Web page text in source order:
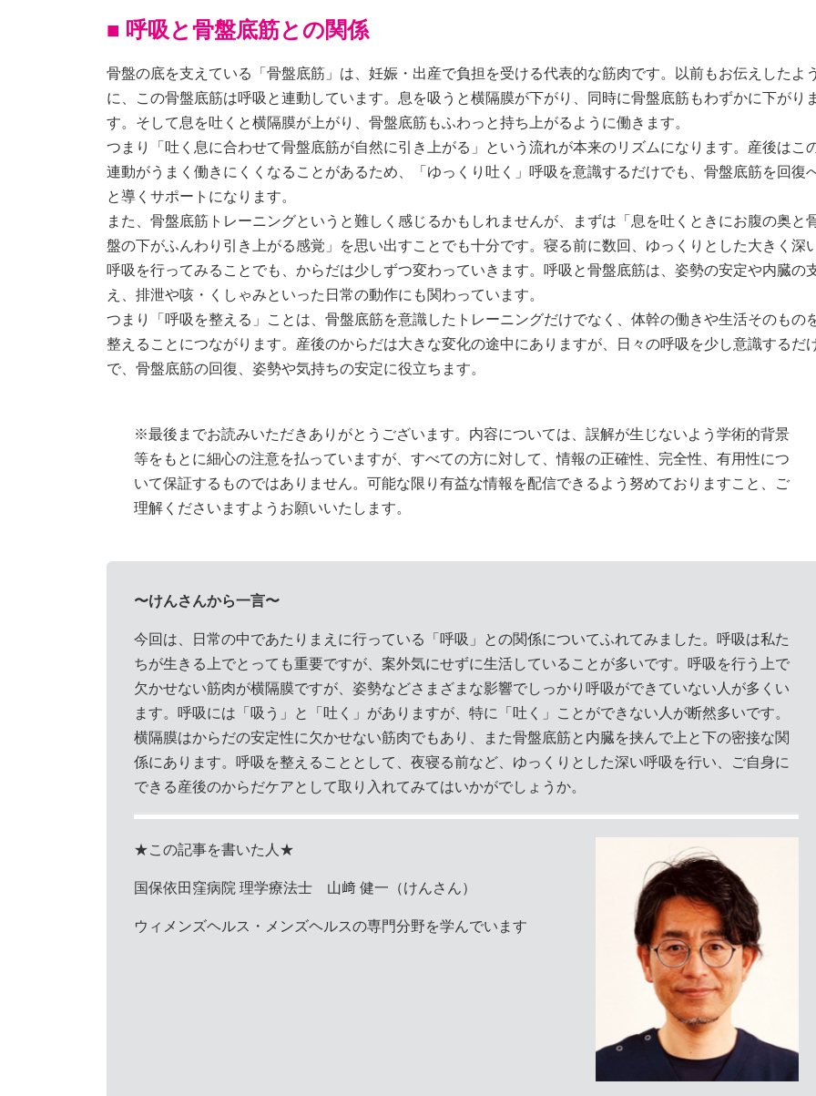
■ 呼吸と骨盤底筋との関係
骨盤の底を支えている「骨盤底筋」は、妊娠・出産で負担を受ける代表的な筋肉です。以前もお伝えしたよ
に、この骨盤底筋は呼吸と連動しています。息を吸うと横隔膜が下がり、同時に骨盤底筋もわずかに下がり
す。そして息を吐くと横隔膜が上がり、骨盤底筋もふわっと持ち上がるように働きます。
つまり「吐く息に合わせて骨盤底筋が自然に引き上がる」という流れが本来のリズムになります。産後はこ
連動がうまく働きにくくなることがあるため、「ゆっくり吐く」呼吸を意識するだけでも、骨盤底筋を回復
と導くサポートになります。
また、骨盤底筋トレーニングというと難しく感じるかもしれませんが、まずは「息を吐くときにお腹の奥と
盤の下がふんわり引き上がる感覚」を思い出すことでも十分です。寝る前に数回、ゆっくりとした大きく深
呼吸を行ってみることでも、からだは少しずつ変わっていきます。呼吸と骨盤底筋は、姿勢の安定や内臓の
え、排泄や咳・くしゃみといった日常の動作にも関わっています。
つまり「呼吸を整える」ことは、骨盤底筋を意識したトレーニングだけでなく、体幹の働きや生活そのもの
整えることにつながります。産後のからだは大きな変化の途中にありますが、日々の呼吸を少し意識するだ
で、骨盤底筋の回復、姿勢や気持ちの安定に役立ちます。
※最後までお読みいただきありがとうございます。内容については、誤解が生じないよう学術的背景
等をもとに細心の注意を払っていますが、すべての方に対して、情報の正確性、完全性、有用性につ
いて保証するものではありません。可能な限り有益な情報を配信できるよう努めておりますこと、ご
理解くださいますようお願いいたします。
〜けんさんから一言〜
今回は、日常の中であたりまえに行っている「呼吸」との関係についてふれてみました。呼吸は私た
ちが生きる上でとっても重要ですが、案外気にせずに生活していることが多いです。呼吸を行う上で
欠かせない筋肉が横隔膜ですが、姿勢などさまざまな影響でしっかり呼吸ができていない人が多くい
ます。呼吸には「吸う」と「吐く」がありますが、特に「吐く」ことができない人が断然多いです。
横隔膜はからだの安定性に欠かせない筋肉でもあり、また骨盤底筋と内臓を挟んで上と下の密接な関
係にあります。呼吸を整えることとして、夜寝る前など、ゆっくりとした深い呼吸を行い、ご自身に
できる産後のからだケアとして取り入れてみてはいかがでしょうか。
★この記事を書いた人★
国保依田窪病院 理学療法士 山﨑 健一（けんさん）
ウィメンズヘルス・メンズヘルスの専門分野を学んでいます